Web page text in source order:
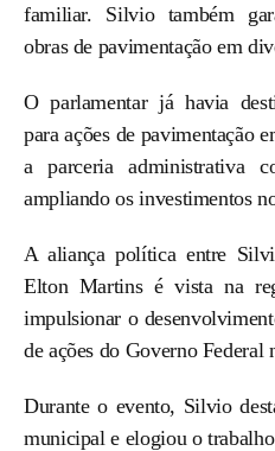
familiar. Silvio também
obras de pavimentação em
O parlamentar já havia
para ações de pavimentação
a parceria administrativa
ampliando os investimentos
A aliança política entre
Elton Martins é vista na
impulsionar o
de ações do Governo Federal
Durante o evento, Silvio
municipal e elogiou o